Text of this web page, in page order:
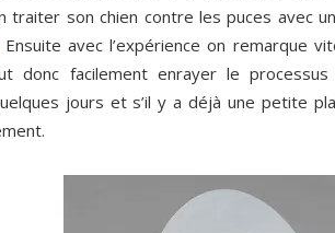
traiter son chien contre les puces avec
Ensuite avec l’expérience on remarque
donc facilement enrayer le
jours et s’il y a déjà une petite